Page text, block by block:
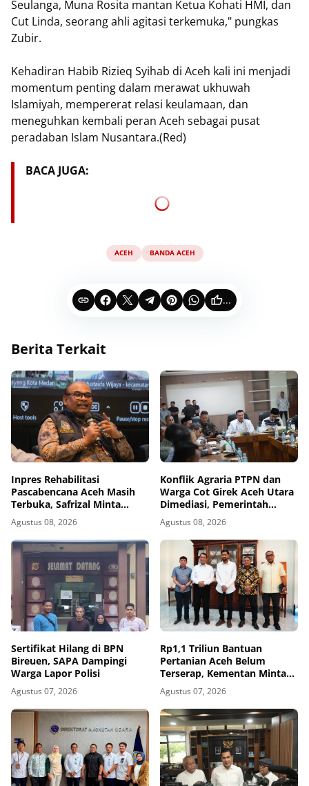
Seulanga, Muna Rosita mantan Ketua Kohati HMI, dan
Cut Linda, seorang ahli agitasi terkemuka," pungkas
Zubir.
Kehadiran Habib Rizieq Syihab di Aceh kali ini menjadi
momentum penting dalam merawat ukhuwah
Islamiyah, mempererat relasi keulamaan, dan
meneguhkan kembali peran Aceh sebagai pusat
peradaban Islam Nusantara.(Red)
BACA JUGA:
ACEH BANDA ACEH
...
Berita Terkait
Inpres Rehabilitasi
Pascabencana Aceh Masih
Terbuka, Safrizal Minta
Daerah Segera Ajukan
Pekerjaan
Agustus 08, 2026
Konflik Agraria PTPN dan
Warga Cot Girek Aceh Utara
Dimediasi, Pemerintah
Kawal Tindak Lanjut
Kesepakatan
Agustus 08, 2026
Sertifikat Hilang di BPN
Bireuen, SAPA Dampingi
Warga Lapor Polisi
Agustus 07, 2026
Rp1,1 Triliun Bantuan
Pertanian Aceh Belum
Terserap, Kementan Minta
Pemda Kejar Waktu
Agustus 07, 2026